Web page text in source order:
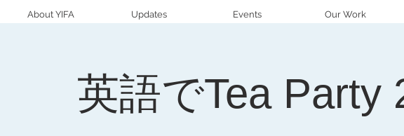
About YIFA Updates Events Our Work
英語でTea Party